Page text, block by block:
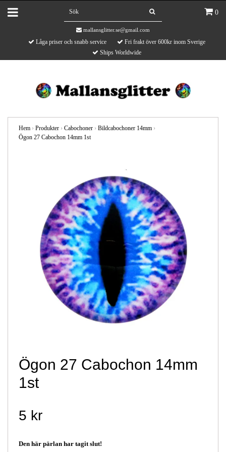
0
mallansglitter.se@gmail.com
Låga priser och snabb service
Fri frakt över 600kr inom Sverige
Ships Worldwide
Hem › Produkter › Cabochoner › Bildcabochoner 14mm ›
Ögon 27 Cabochon 14mm 1st
Ögon 27 Cabochon 14mm
1st
5 kr
Den här pärlan har tagit slut!